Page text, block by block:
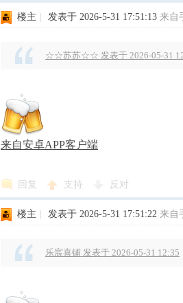
楼主 发表于 2026-5-31 17:51:13 来自
☆☆苏苏☆☆ 发表于 2026-05-31
来自安卓APP客户端
回复 支持 反对
楼主 发表于 2026-5-31 17:51:22 来自
乐宸喜铺 发表于 2026-05-31 12:35